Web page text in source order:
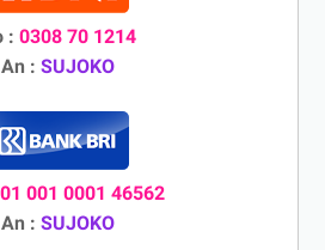
: 0308 70 1214
An : SUJOKO
001 0001 46562
An : SUJOKO